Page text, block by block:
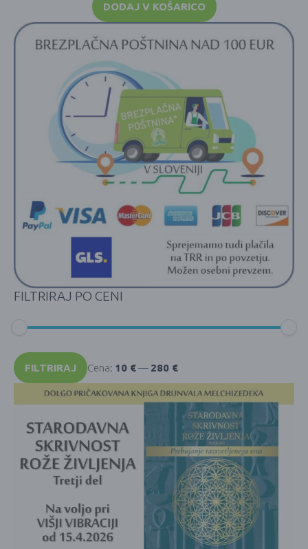
FILTRIRAJ PO CENI
Min
cena
Max
cenaFILTRIRAJ Cena: 10 €— 280 €
DODAJ V KOŠARICO